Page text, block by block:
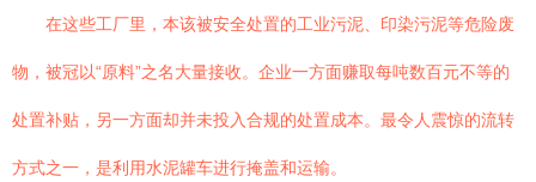
在这些工厂里，本该被安全处置的工业污泥、印染污泥等危险废
物，被冠以“原料”之名大量接收。企业一方面赚取每吨数百元不等的
处置补贴，另一方面却并未投入合规的处置成本。最令人震惊的流转
方式之一，是利用水泥罐车进行掩盖和运输。